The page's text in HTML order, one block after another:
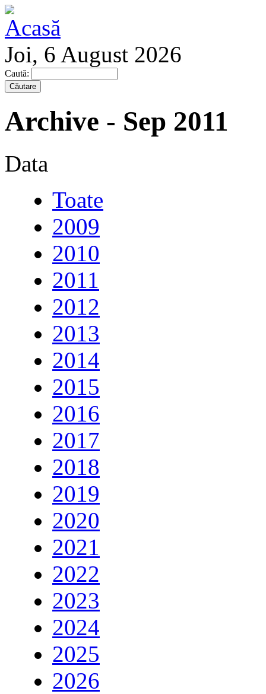
Joi, 6 August 2026
Caută:
Archive - Sep 2011
Data
Toate
2009
2010
2011
2012
2013
2014
2015
2016
2017
2018
2019
2020
2021
2022
2023
2024
2025
2026